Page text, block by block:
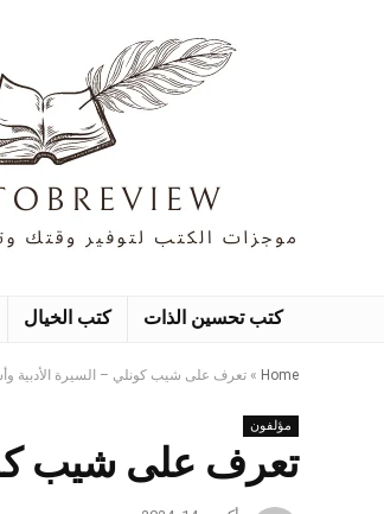
كتب تحسين الذات كتب الخيال
Home
» تعرف على شيب كونلي – السيرة الأدبية
مؤلفون
تعرف على شيب